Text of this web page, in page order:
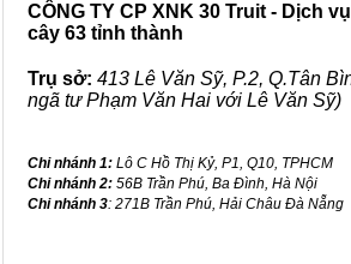
CÔNG TY CP XNK 30 Truit - Dịch
cây 63 tỉnh thành
Trụ sở: 413 Lê Văn Sỹ, P.2, Q.Tân
ngã tư Phạm Văn Hai với Lê Văn Sỹ)
Chi nhánh 1: Lô C Hồ Thị Kỷ, P1, Q10, TPHCM
Chi nhánh 2: 56B Trần Phú, Ba Đình, Hà Nội
Chi nhánh 3: 271B Trần Phú, Hải Châu Đà Nẵng